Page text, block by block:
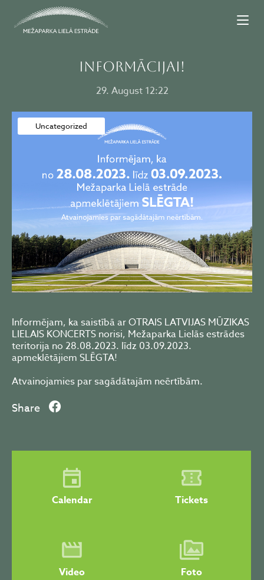
INFORMĀCIJAI!
29. August 12:22
Uncategorized
Informējam, ka saistībā ar OTRAIS LATVIJAS MŪZIKAS
LIELAIS KONCERTS norisi, Mežaparka Lielās estrādes
teritorija no 28.08.2023. līdz 03.09.2023.
apmeklētājiem SLĒGTA!
Atvainojamies par sagādātajām neērtībām.
Share
Calendar Tickets
Video Foto